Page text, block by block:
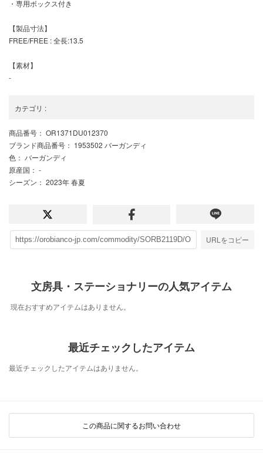
・専用ボックス付き
【製品寸法】
FREE/FREE : 全長:13.5
【素材】
-
カテゴリ :
商品番号 ： OR1371DU012370
ブランド商品番号 ： 1953502 バーガンディ
色 ： バーガンディ
原産国 ： -
シーズン ： 2023年 春夏
URLをコピー
文房具・ステーショナリーの人気アイテム
現在おすすめアイテムはありません。
最近チェックしたアイテム
最近チェックしたアイテムはありません。
この商品に関するお問い合わせ